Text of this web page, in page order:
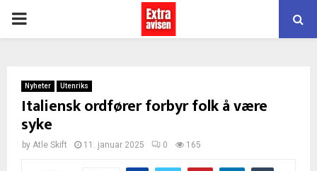
PRIMARY
Nyheter Utenriks
Italiensk ordfører forbyr folk å være
syke
by Atle Skift 11. januar 2025 0 165